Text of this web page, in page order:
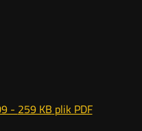
- 259 KB plik PDF